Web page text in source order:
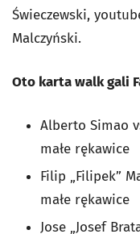
Świeczewski,
Malczyński.
Oto karta walk gali
Alberto Simao
małe rękawice
Filip „Filipek”
małe rękawice
Jose „Josef